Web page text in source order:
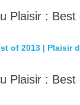
Plaisir :
of 2013 | Plaisir
Plaisir :